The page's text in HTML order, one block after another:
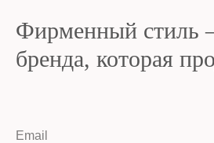
Фирменный стиль
бренда, которая